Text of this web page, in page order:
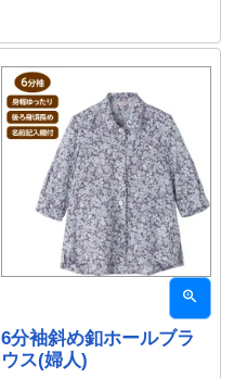
6分袖斜め釦ホールブラ
ウス(婦人)